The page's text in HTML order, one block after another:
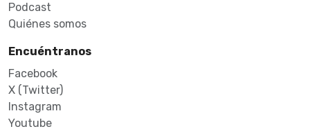
Podcast
Quiénes somos
Encuéntranos
Facebook
X (Twitter)
Instagram
Youtube